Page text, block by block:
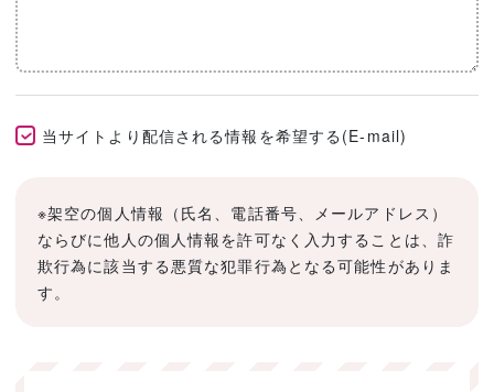
当サイトより配信される情報を希望する(E-mail)
※架空の個人情報（氏名、電話番号、メールアドレス）
ならびに他人の個人情報を許可なく入力することは、詐
欺行為に該当する悪質な犯罪行為となる可能性がありま
す。